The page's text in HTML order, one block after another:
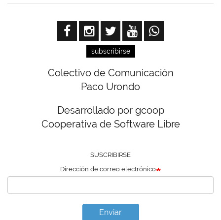
subscribirse
Colectivo de Comunicación
Paco Urondo
Desarrollado por gcoop
Cooperativa de Software Libre
SUSCRIBIRSE
Dirección de correo electrónico
Enviar